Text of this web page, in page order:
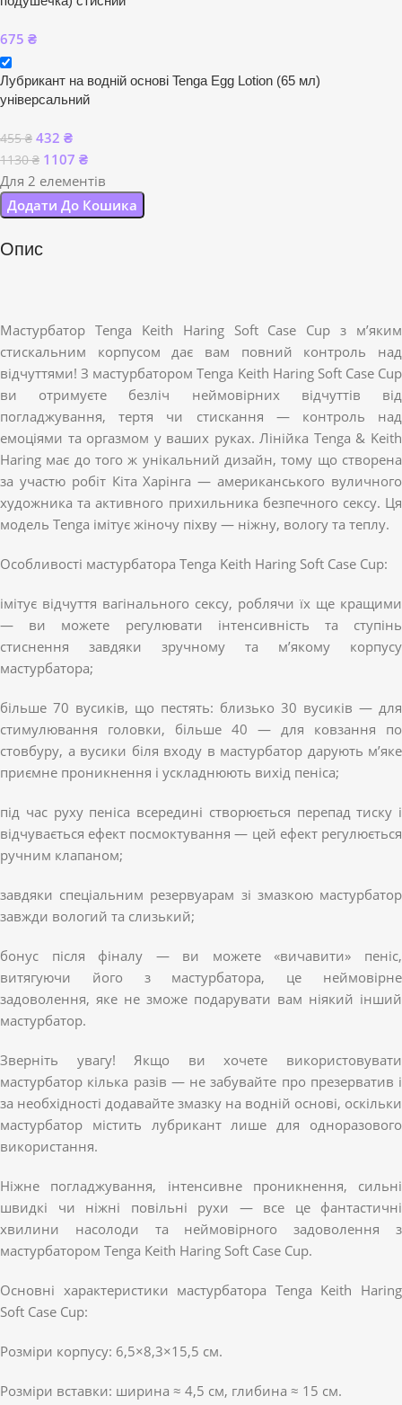
675 ₴
Лубрикант на водній основі Tenga Egg Lotion (65 мл)
універсальний
455₴ 432 ₴
1130₴ 1107 ₴
Для 2 елементів
Додати До Кошика
Опис
Мастурбатор Tenga Keith Haring Soft Case Cup з м’яким
стискальним корпусом дає вам повний контроль над
відчуттями! З мастурбатором Tenga Keith Haring Soft Case Cup
ви отримуєте безліч неймовірних відчуттів від
погладжування, тертя чи стискання — контроль над
емоціями та оргазмом у ваших руках. Лінійка Tenga & Keith
Haring має до того ж унікальний дизайн, тому що створена
за участю робіт Кіта Харінга — американського вуличного
художника та активного прихильника безпечного сексу. Ця
модель Tenga імітує жіночу піхву — ніжну, вологу та теплу.
Особливості мастурбатора Tenga Keith Haring Soft Case Cup:
імітує відчуття вагінального сексу, роблячи їх ще кращими
— ви можете регулювати інтенсивність та ступінь
стиснення завдяки зручному та м’якому корпусу
мастурбатора;
більше 70 вусиків, що пестять: близько 30 вусиків — для
стимулювання головки, більше 40 — для ковзання по
стовбуру, а вусики біля входу в мастурбатор дарують м’яке
приємне проникнення і ускладнюють вихід пеніса;
під час руху пеніса всередині створюється перепад тиску і
відчувається ефект посмоктування — цей ефект регулюється
ручним клапаном;
завдяки спеціальним резервуарам зі змазкою мастурбатор
завжди вологий та слизький;
бонус після фіналу — ви можете «вичавити» пеніс,
витягуючи його з мастурбатора, це неймовірне
задоволення, яке не зможе подарувати вам ніякий інший
мастурбатор.
Зверніть увагу! Якщо ви хочете використовувати
мастурбатор кілька разів — не забувайте про презерватив і
за необхідності додавайте змазку на водній основі, оскільки
мастурбатор містить лубрикант лише для одноразового
використання.
Ніжне погладжування, інтенсивне проникнення, сильні
швидкі чи ніжні повільні рухи — все це фантастичні
хвилини насолоди та неймовірного задоволення з
мастурбатором Tenga Keith Haring Soft Case Cup.
Основні характеристики мастурбатора Tenga Keith Haring
Soft Case Cup:
Розміри корпусу: 6,5×8,3×15,5 см.
Розміри вставки: ширина ≈ 4,5 см, глибина ≈ 15 см.